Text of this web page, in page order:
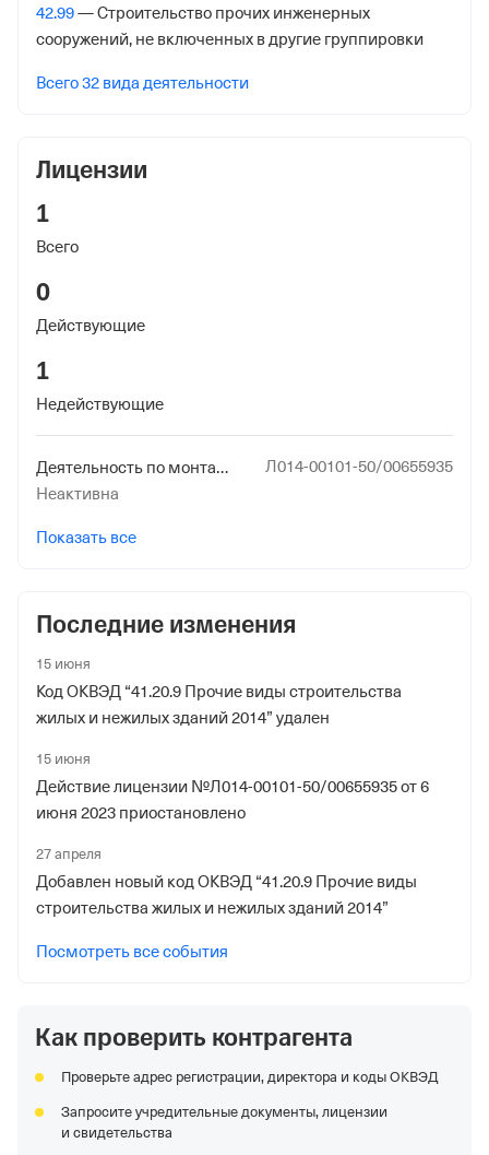
Советская ул. 26а,
Дата регистрации
21 сентября 2021
Наименование территориального органа
Отделение Фонда Пенсионного и Социального
Московской обл.
Регистрационный номер ФссРФ
1008113472
21 сентября 2021
42.99— Строительство прочих инженерных
сооружений, не включенных в другие группировки
Всего 32 вида деятельности
Лицензии
1
Всего
0
Действующие
1
Недействующие
Деятельность по монтажу, техническому обслуживанию и ремонту средств обеспечения пожарной безопасности зданий и сооружений
Л014-00101-50/00655935
Неактивна
Показать все
Последние изменения
15 июня
Код ОКВЭД “41.20.9 Прочие виды строительства
жилых и нежилых зданий 2014” удален
15 июня
Действие лицензии №Л014-00101-50/00655935 от 6
июня 2023 приостановлено
27 апреля
Добавлен новый код ОКВЭД “41.20.9 Прочие виды
строительства жилых и нежилых зданий 2014”
Посмотреть все события
Как проверить контрагента
Проверьте адрес регистрации, директора и коды ОКВЭД
Запросите учредительные документы, лицензии
и свидетельства